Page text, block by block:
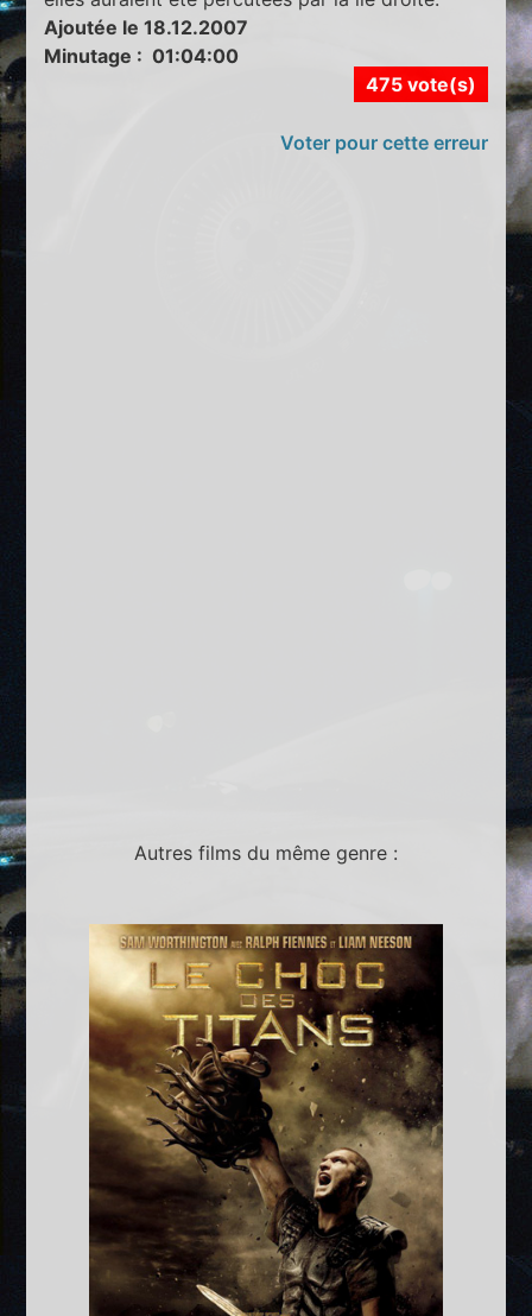
Ajoutée le 18.12.2007
Minutage : 01:04:00
475 vote(s)
Voter pour cette erreur
Autres films du même genre :